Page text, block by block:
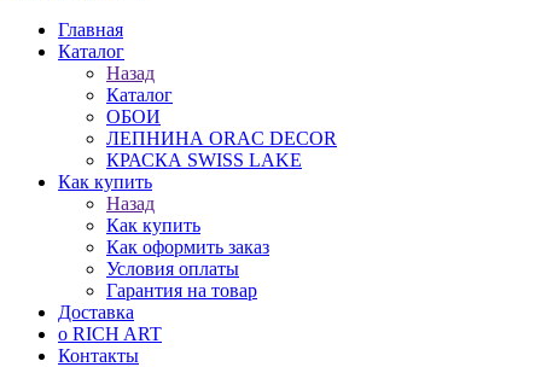
Главная
Каталог
Назад
Каталог
ОБОИ
ЛЕПНИНА ORAC DECOR
КРАСКА SWISS LAKE
Как купить
Назад
Как купить
Как оформить заказ
Условия оплаты
Гарантия на товар
Доставка
о RICH ART
Контакты